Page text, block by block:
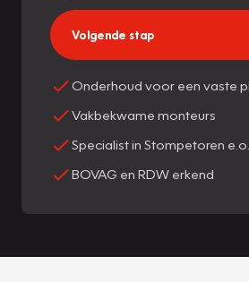
Volgende stap
Onderhoud voor een vaste
Vakbekwame monteurs
Specialist in Stompetoren e.o.
BOVAG en RDW erkend